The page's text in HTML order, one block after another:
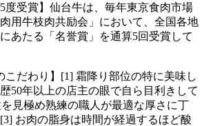
度受賞】仙台牛は、毎年東京食肉市場
用牛枝肉共励会」において、全国各地
あたる「名誉賞」を通算5回受賞して
こだわり】[1] 霜降り部位の特に美味し
50年以上の店主の眼で自ら目利きして
見極め熟練の職人が最適な厚さに丁
お肉の脂身は時間が経過するほど酸